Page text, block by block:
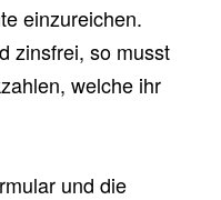
einzureichen.
zinsfrei, so musst
welche ihr
und die